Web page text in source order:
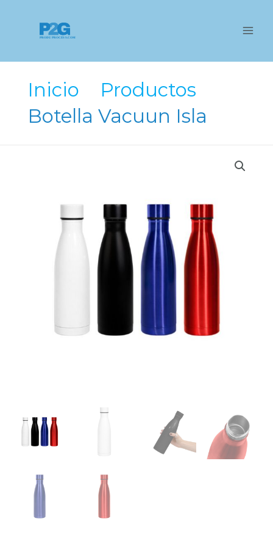
contenido
Inicio
Productos
Botella Vacuun Isla